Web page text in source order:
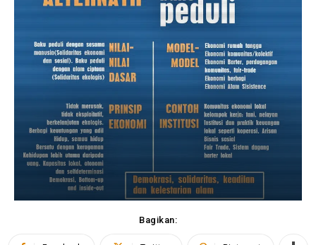
Bagikan: